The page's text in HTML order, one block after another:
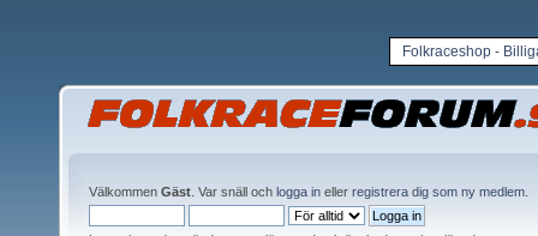
Folkraceshop -
Välkommen Gäst . Var snäll och logga in eller registrera dig som ny medlem